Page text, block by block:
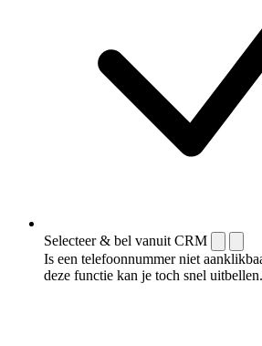
Selecteer & bel vanuit CRM
Is een telefoonnummer niet
deze functie kan je toch snel uitbellen.